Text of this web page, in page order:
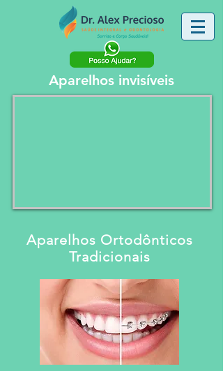
Aparelhos invisíveis
Aparelhos Ortodônticos
Tradicionais